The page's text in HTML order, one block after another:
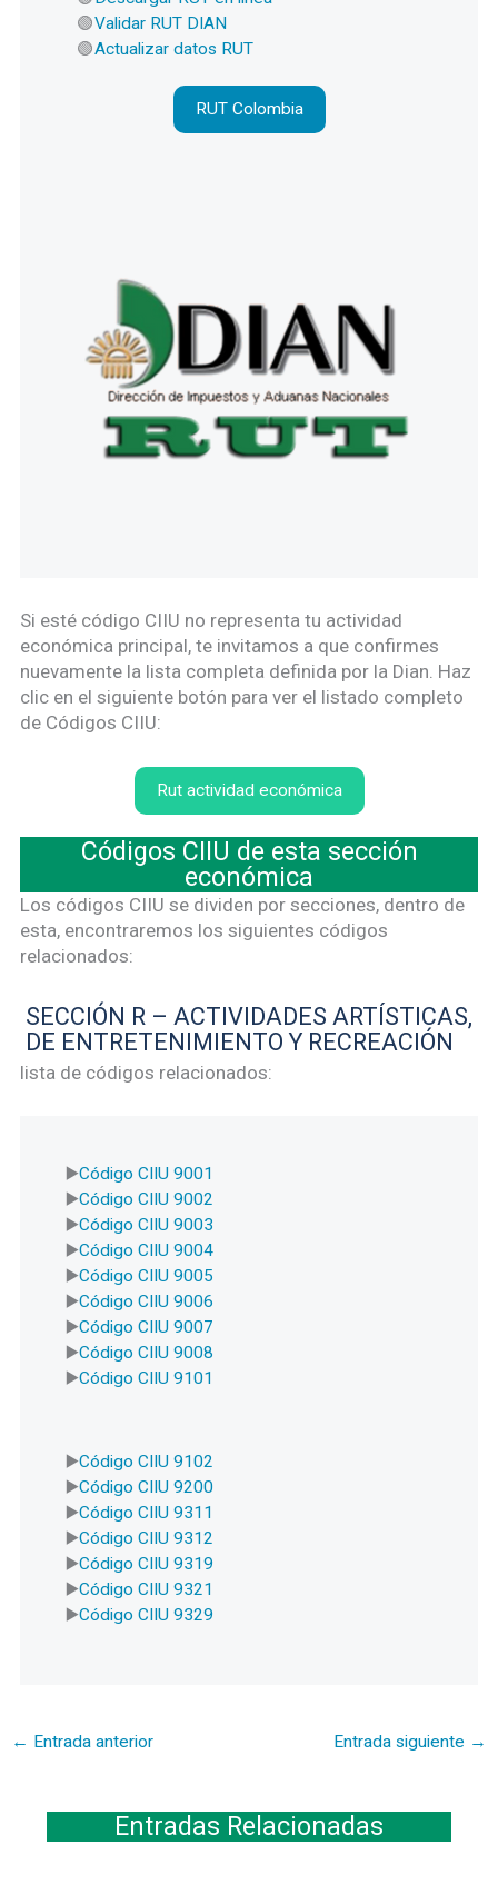
Validar RUT DIAN
Actualizar datos RUT
RUT Colombia
Si esté código CIIU no representa tu actividad
económica principal, te invitamos a que confirmes
nuevamente la lista completa definida por la Dian. Haz
clic en el siguiente botón para ver el listado completo
de Códigos CIIU:
Rut actividad económica
Códigos CIIU de esta sección
económica
Los códigos CIIU se dividen por secciones, dentro de
esta, encontraremos los siguientes códigos
relacionados:
SECCIÓN R – ACTIVIDADES ARTÍSTICAS,
DE ENTRETENIMIENTO Y RECREACIÓN
lista de códigos relacionados:
Código CIIU 9001
Código CIIU 9002
Código CIIU 9003
Código CIIU 9004
Código CIIU 9005
Código CIIU 9006
Código CIIU 9007
Código CIIU 9008
Código CIIU 9101
Código CIIU 9102
Código CIIU 9200
Código CIIU 9311
Código CIIU 9312
Código CIIU 9319
Código CIIU 9321
Código CIIU 9329
← Entrada anterior Entrada siguiente →
Entradas Relacionadas